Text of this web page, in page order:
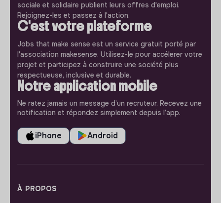
sociale et solidaire publient leurs offres d'emploi.
Rejoignez-les et passez à l'action.
C'est votre plateforme
Jobs that make sense est un service gratuit porté par
l'association makesense. Utilisez-le pour accélerer votre
projet et participez à construire une société plus
respectueuse, inclusive et durable.
Notre application mobile
Ne ratez jamais un message d’un recruteur. Recevez une
notification et répondez simplement depuis l’app.
iPhone Android
À PROPOS